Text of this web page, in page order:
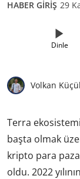
HABER GİRİŞ 29
Dinle
Volkan
Terra
başta olmak
kripto para
oldu. 2022